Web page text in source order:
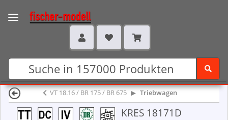
VT 18.16 / BR 175 / BR 675 Triebwagen
KRES 18171D